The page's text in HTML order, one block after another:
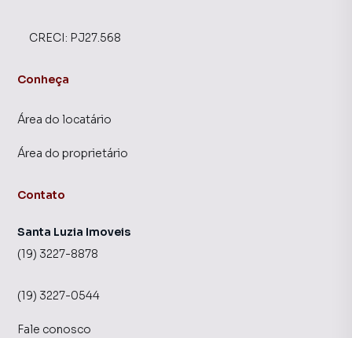
CRECI: PJ27.568
Conheça
Área do locatário
Área do proprietário
Contato
Santa Luzia Imoveis
(19) 3227-8878
(19) 3227-0544
Fale conosco